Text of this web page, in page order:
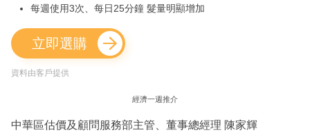
每週使用3次、每日25分鐘 髮量明顯增加
立即選購
資料由客戶提供
經濟一週推介
中華區估價及顧問服務部主管、董事總經理 陳家輝